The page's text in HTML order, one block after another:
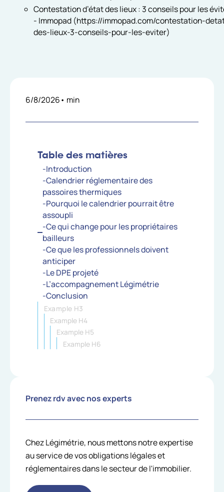
6/8/2026• min
Table des matières
-Introduction
-Calendrier réglementaire des
passoires thermiques
-Pourquoi le calendrier pourrait être
assoupli
-Ce qui change pour les propriétaires
bailleurs
-Ce que les professionnels doivent
anticiper
-Le DPE projeté
-L’accompagnement Légimétrie
-Conclusion
Example H3
Example H4
Example H5
Example H6
Prenez rdv avec nos experts
Chez Légimétrie, nous mettons notre expertise
au service de vos obligations légales et
réglementaires dans le secteur de l'immobilier.
Contestation d’état des lieux : 3 conseils pour les
- Immopad (https://immopad.com/contestation-
des-lieux-3-conseils-pour-les-eviter)